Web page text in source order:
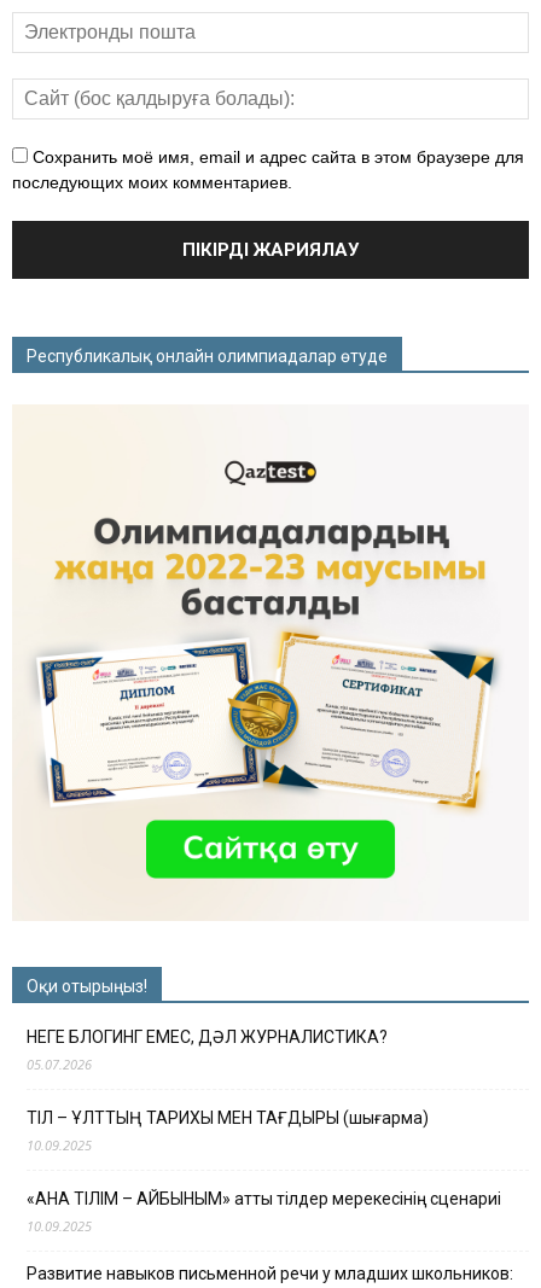
Сохранить моё имя, email и адрес сайта в этом браузере для
последующих моих комментариев.
Республикалық онлайн олимпиадалар өтуде
Оқи отырыңыз!
НЕГЕ БЛОГИНГ ЕМЕС, ДӘЛ ЖУРНАЛИСТИКА?
05.07.2026
ТІЛ – ҰЛТТЫҢ ТАРИХЫ МЕН ТАҒДЫРЫ (шығарма)
10.09.2025
«АНА ТІЛІМ – АЙБЫНЫМ» атты тілдер мерекесінің сценариі
10.09.2025
Развитие навыков письменной речи у младших школьников: